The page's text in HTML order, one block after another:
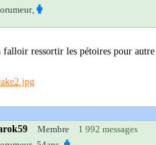
ressortir les pétoires pour
Membre
1 992 messages